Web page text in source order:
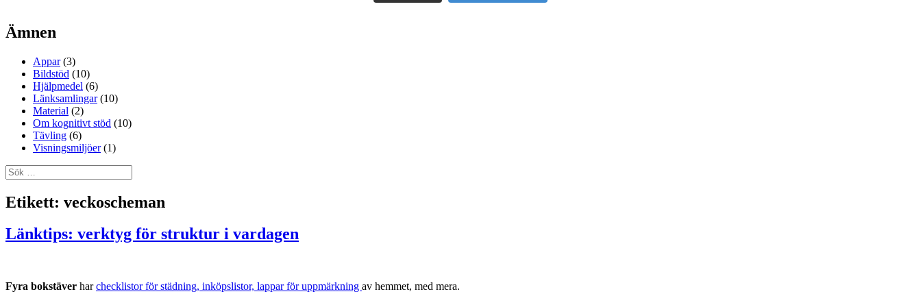
Ämnen
Appar(3)
Bildstöd (10)
Hjälpmedel (6)
Länksamlingar(10)
Material (2)
Om kognitivt stöd (10)
Tävling (6)
Visningsmiljöer(1)
Sök
efter:
Etikett: veckoscheman
Länktips: verktyg för struktur i vardagen
Fyra bokstäver harchecklistor för städning, inköpslistor, lappar för uppmärkning av hemmet, med mera.